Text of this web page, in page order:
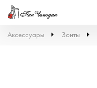
Аксессуары Зонты